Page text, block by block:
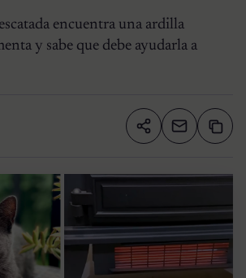
encuentra una ardilla
y sabe que debe ayudarla a
Compartir